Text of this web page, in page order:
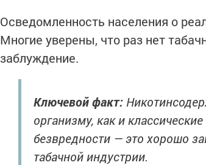
Осведомленность населения о
Многие уверены, что раз нет
заблуждение.
Ключевой факт:
организму, как и
безвредности — это хорошо
табачной индустрии.